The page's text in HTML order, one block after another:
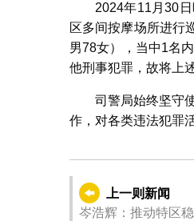
2024年11月30
区多间按摩场所进行
男78女），当中1名
他刑事犯罪，故将上
司警局始终坚守
作，对各类违法犯罪
上一则新闻
岑浩辉：推动特区